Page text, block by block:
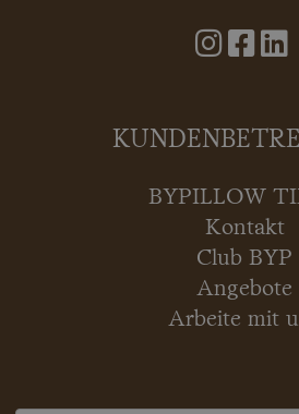
BYPILLOW
Kontakt
Club BYP
Angebote
Arbeite mit